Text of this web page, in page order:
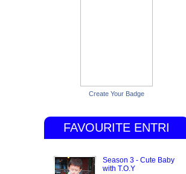
Create Your Badge
FAVOURITE ENTRI
Season 3 - Cute Baby
with T.O.Y